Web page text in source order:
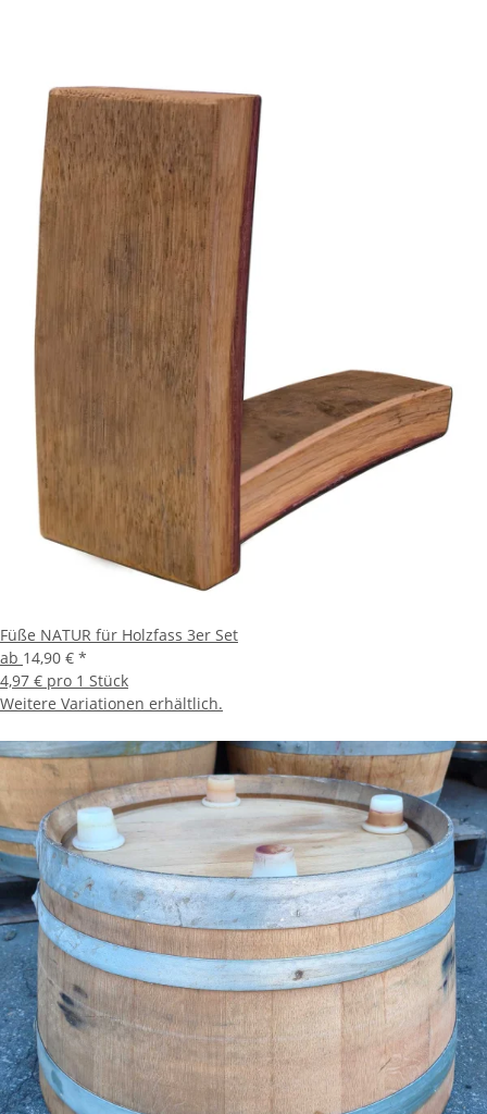
Füße NATUR für Holzfass 3er Set
ab 14,90 € *
4,97 € pro 1 Stück
Weitere Variationen erhältlich.